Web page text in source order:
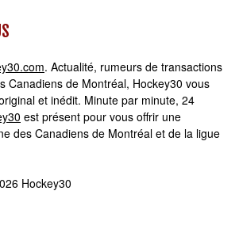
. Actualité, rumeurs de transactions
Canadiens de Montréal, Hockey30 vous
et inédit. Minute par minute, 24
est présent pour vous offrir une
des Canadiens de Montréal et de la ligue
Hockey30